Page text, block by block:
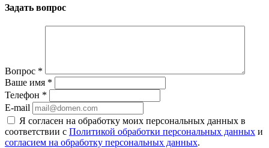
Задать вопрос
Вопрос *
Ваше имя *
Телефон *
E-mail
Я согласен на обработку моих персональных данных в
соответствии с Политикой обработки персональных данных и
согласием на обработку персональных данных.